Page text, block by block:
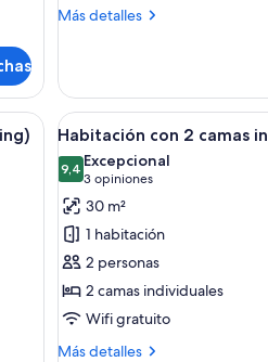
Más detalles
Más
(Suite)
cama, una mesa redonda, una silla, un
Ver
todas
las
fotos
de
Habitación
con
2
camas
individuales
4
Habitación con 2 camas
9,49,4 de 10
Excepcional
3 opiniones
(3
opiniones)
30 m²
1 habitación
2 personas
2 camas individuales
Wifi gratuito
Más detalles
Más